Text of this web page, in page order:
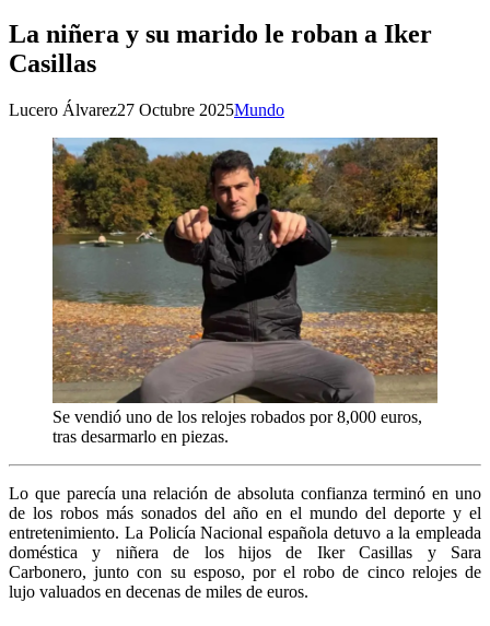
La niñera y su marido le roban a Iker
Casillas
Lucero Álvarez27 Octubre 2025Mundo
Se vendió uno de los relojes robados por 8,000 euros,
tras desarmarlo en piezas.
Lo que parecía una relación de absoluta confianza terminó en uno
de los robos más sonados del año en el mundo del deporte y el
entretenimiento. La Policía Nacional española detuvo a la empleada
doméstica y niñera de los hijos de Iker Casillas y Sara
Carbonero, junto con su esposo, por el robo de cinco relojes de
lujo valuados en decenas de miles de euros.